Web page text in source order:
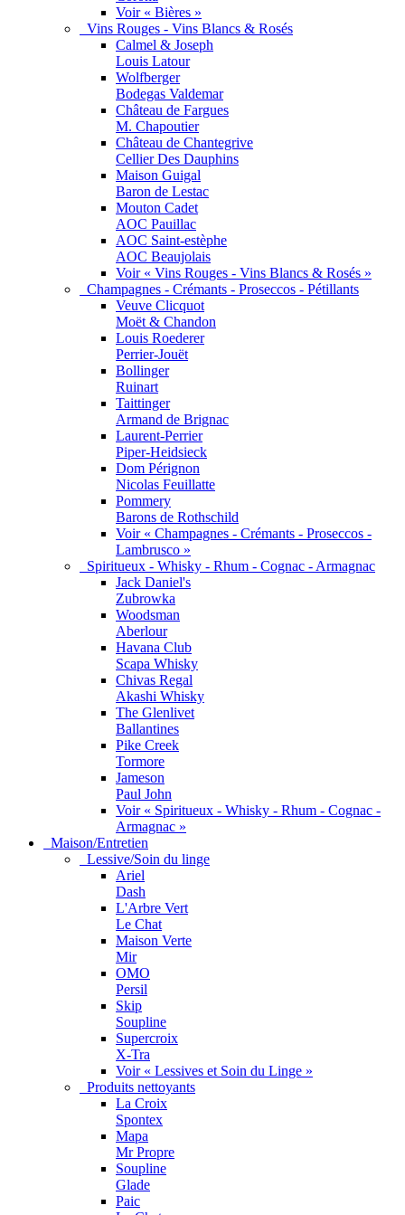
Voir « Bières »
Vins Rouges - Vins Blancs & Rosés
Calmel & Joseph
Louis Latour
Wolfberger
Bodegas Valdemar
Château de Fargues
M. Chapoutier
Château de Chantegrive
Cellier Des Dauphins
Maison Guigal
Baron de Lestac
Mouton Cadet
AOC Pauillac
AOC Saint-estèphe
AOC Beaujolais
Voir « Vins Rouges - Vins Blancs & Rosés »
Champagnes - Crémants - Proseccos - Pétillants
Veuve Clicquot
Moët & Chandon
Louis Roederer
Perrier-Jouët
Bollinger
Ruinart
Taittinger
Armand de Brignac
Laurent-Perrier
Piper-Heidsieck
Dom Pérignon
Nicolas Feuillatte
Pommery
Barons de Rothschild
Voir « Champagnes - Crémants - Proseccos -
Lambrusco »
Spiritueux - Whisky - Rhum - Cognac - Armagnac
Jack Daniel's
Zubrowka
Woodsman
Aberlour
Havana Club
Scapa Whisky
Chivas Regal
Akashi Whisky
The Glenlivet
Ballantines
Pike Creek
Tormore
Jameson
Paul John
Voir « Spiritueux - Whisky - Rhum - Cognac -
Armagnac »
Maison/Entretien
Lessive/Soin du linge
Ariel
Dash
L'Arbre Vert
Le Chat
Maison Verte
Mir
OMO
Persil
Skip
Soupline
Supercroix
X-Tra
Voir « Lessives et Soin du Linge »
Produits nettoyants
La Croix
Spontex
Mapa
Mr Propre
Soupline
Glade
Paic